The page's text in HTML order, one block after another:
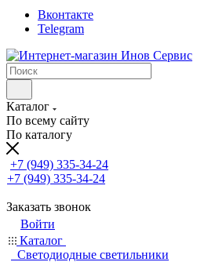
Вконтакте
Telegram
Каталог
По всему сайту
По каталогу
+7 (949) 335-34-24
+7 (949) 335-34-24
Заказать звонок
Войти
Каталог
Светодиодные светильники